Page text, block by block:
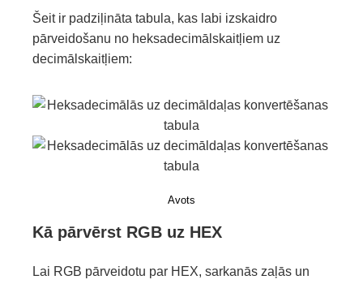
Šeit ir padziļināta tabula, kas labi izskaidro
pārveidošanu no heksadecimālskaitļiem uz
decimālskaitļiem:
Avots
Kā pārvērst RGB uz HEX
Lai RGB pārveidotu par HEX, sarkanās zaļās un